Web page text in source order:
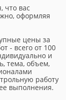
что вас
оформляя
цены за
- всего от 100
и
тема, объем,
работу
выполнения.